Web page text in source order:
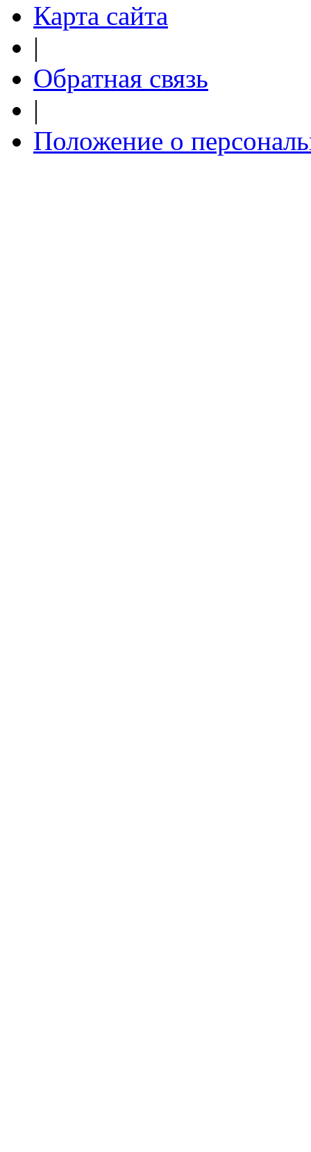
Карта сайта
|
Обратная связь
|
Положение о